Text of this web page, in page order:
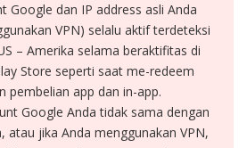
Google dan IP address asli Anda
VPN) selalu aktif terdeteksi
– Amerika selama beraktifitas di
Store seperti saat me-redeem
pembelian app dan in-app.
Google Anda tidak sama dengan
atau jika Anda menggunakan VPN,